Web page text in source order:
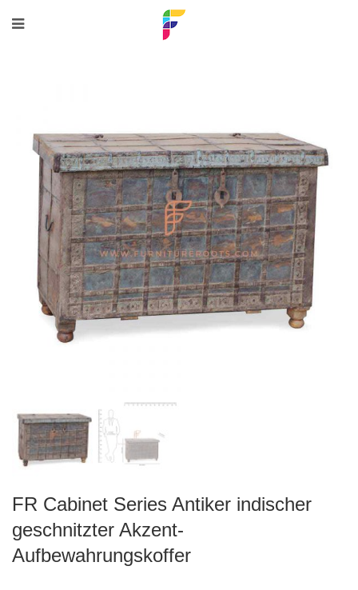
FR Cabinet Series Antiker indischer
geschnitzter Akzent-
Aufbewahrungskoffer